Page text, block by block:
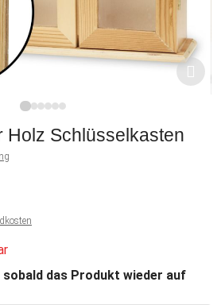
Holz Schlüsselkasten
das Produkt wieder auf